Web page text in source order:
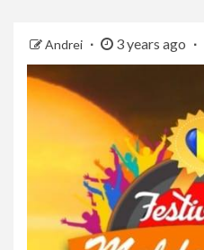
Andrei 3 years ago